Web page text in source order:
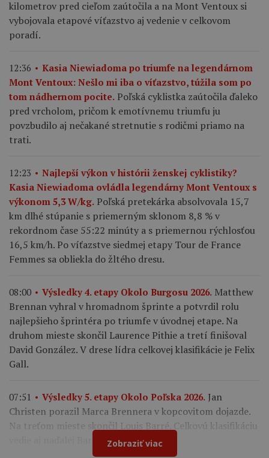
kilometrov pred cieľom zaútočila a na Mont Ventoux si
vybojovala etapové víťazstvo aj vedenie v celkovom
poradí.
12:36
Kasia Niewiadoma po triumfe na legendárnom
Mont Ventoux: Nešlo mi iba o víťazstvo, túžila som po
tom nádhernom pocite. Poľská cyklistka zaútočila ďaleko
pred vrcholom, pričom k emotívnemu triumfu ju
povzbudilo aj nečakané stretnutie s rodičmi priamo na
trati.
12:23
Najlepší výkon v histórii ženskej cyklistiky?
Kasia Niewiadoma ovládla legendárny Mont Ventoux s
výkonom 5,3 W/kg. Poľská pretekárka absolvovala 15,7
km dlhé stúpanie s priemerným sklonom 8,8 % v
rekordnom čase 55:22 minúty a s priemernou rýchlosťou
16,5 km/h. Po víťazstve siedmej etapy Tour de France
Femmes sa obliekla do žltého dresu.
08:00 Výsledky 4. etapy Okolo Burgosu 2026. Matthew
Brennan vyhral v hromadnom šprinte a potvrdil rolu
najlepšieho šprintéra po triumfe v úvodnej etape. Na
druhom mieste skončil Laurence Pithie a tretí finišoval
David González. V drese lídra celkovej klasifikácie je Felix
Gall.
07:51 Výsledky 5. etapy Okolo Poľska 2026. Jan
Christen porazil Marca Brennera v kopcovitom dojazde.
Na treťom mieste skončil Louis Barré. Celkovú klasifikáciu
vedie aj naďalej Bart Lemmen.
Zobraziť viac